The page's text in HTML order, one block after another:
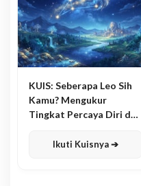
KUIS: Seberapa Leo Sih
Kamu? Mengukur
Tingkat Percaya Diri dan
Ikuti Kuisnya ➔